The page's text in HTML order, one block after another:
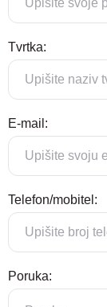
Tvrtka:
E-mail:
Telefon/mobitel:
Poruka: